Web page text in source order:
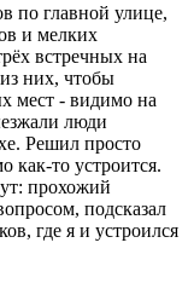
по главной улице,
и мелких
встречных на
них, чтобы
мест - видимо на
люди
Решил просто
как-то устроится.
прохожий
подсказал
где я и устроился